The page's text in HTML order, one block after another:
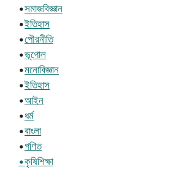
•সমাজবিজ্ঞান
•ইতিহাস
•পৌরনীতি
•ভূগোল
•মনোবিজ্ঞান
•ইতিহাস
•আইন
•ধর্ম
•বাংলা
•গণিত
•কৃষিশিক্ষা